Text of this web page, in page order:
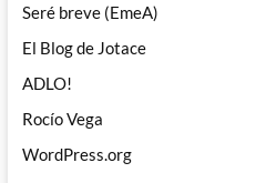
Seré breve (EmeA)
El Blog de Jotace
ADLO!
Rocío Vega
WordPress.org